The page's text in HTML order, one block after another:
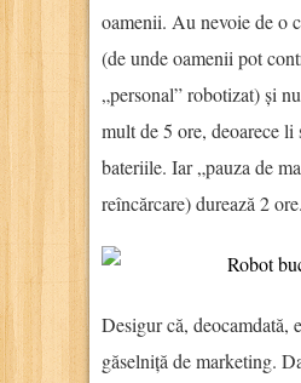
oamenii. Au nevoie de o
(de unde oamenii pot
„personal” robotizat) și
mult de 5 ore, deoarece li
bateriile. Iar „pauza de
reîncărcare) durează 2 ore.
Desigur că, deocamdată,
găselniță de marketing.